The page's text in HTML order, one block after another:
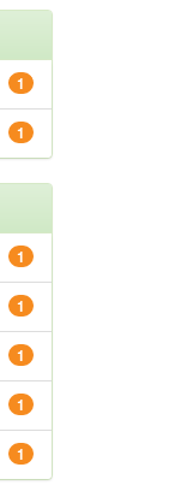
1
1
1
1
1
1
1